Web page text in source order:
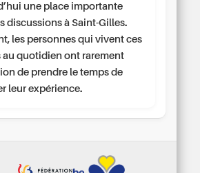
une place importante
discussions à Saint-Gilles.
les personnes qui vivent ces
au quotidien ont rarement
de prendre le temps de
leur expérience.